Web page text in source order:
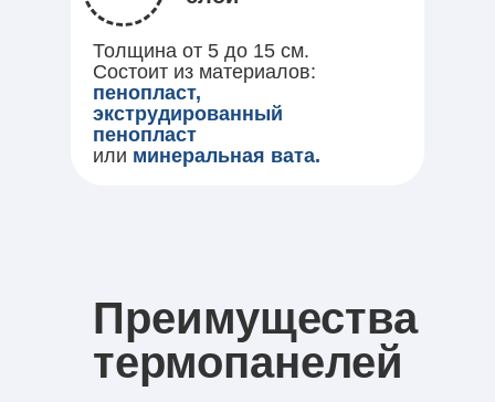
Толщина от 5 до 15 см.
Состоит из материалов:
пенопласт,
экструдированный
пенопласт
или минеральная вата.
Преимущества
термопанелей